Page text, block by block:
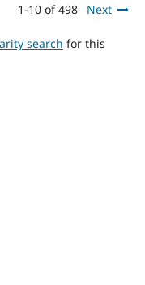
1-10 of 498 Next
search for this